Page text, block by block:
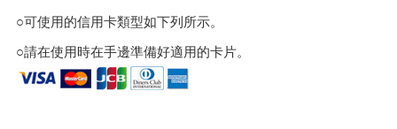
○可使用的信用卡類型如下列所示。
○請在使用時在手邊準備好適用的卡片。